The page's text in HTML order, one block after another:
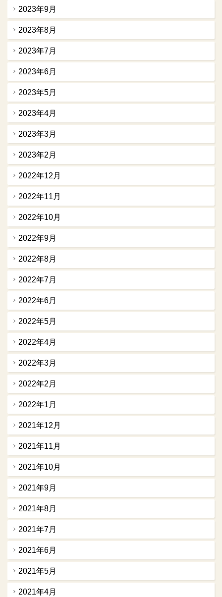
2023年9月
2023年8月
2023年7月
2023年6月
2023年5月
2023年4月
2023年3月
2023年2月
2022年12月
2022年11月
2022年10月
2022年9月
2022年8月
2022年7月
2022年6月
2022年5月
2022年4月
2022年3月
2022年2月
2022年1月
2021年12月
2021年11月
2021年10月
2021年9月
2021年8月
2021年7月
2021年6月
2021年5月
2021年4月